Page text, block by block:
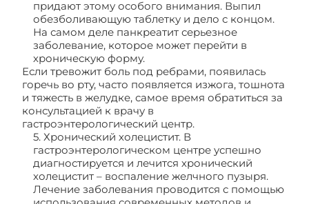
придают этому особого внимания. Выпил
обезболивающую таблетку и дело с концом.
На самом деле панкреатит серьезное
заболевание, которое может перейти в
хроническую форму.
Если тревожит боль под ребрами, появилась
горечь во рту, часто появляется изжога, тошнота
и тяжесть в желудке, самое время обратиться за
консультацией к врачу в
гастроэнтерологический центр.
5. Хронический холецистит. В
гастроэнтерологическом центре успешно
диагностируется и лечится хронический
холецистит – воспаление желчного пузыря.
Лечение заболевания проводится с помощью